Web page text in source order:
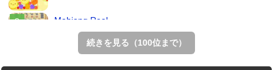
Mahjong Real
リアルな麻雀牌を使う18種類の上海ゲーム。
続きを見る（100位まで）